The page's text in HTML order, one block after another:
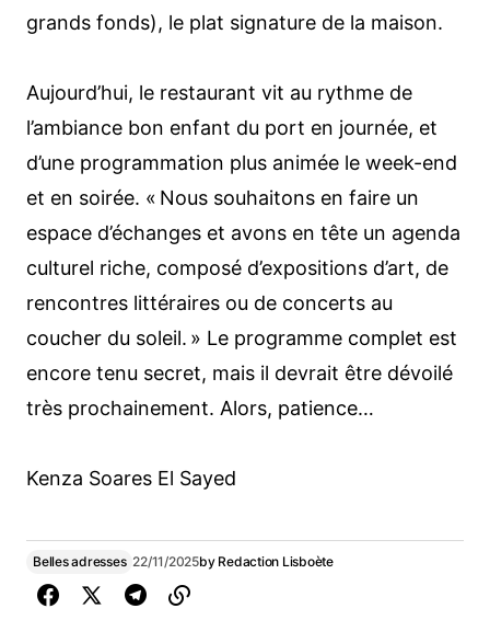
grands fonds), le plat signature de la maison.
Aujourd’hui, le restaurant vit au rythme de
l’ambiance bon enfant du port en journée, et
d’une programmation plus animée le week-end
et en soirée. « Nous souhaitons en faire un
espace d’échanges et avons en tête un agenda
culturel riche, composé d’expositions d’art, de
rencontres littéraires ou de concerts au
coucher du soleil. » Le programme complet est
encore tenu secret, mais il devrait être dévoilé
très prochainement. Alors, patience…
Kenza Soares El Sayed
Belles adresses 22/11/2025by Redaction Lisboète